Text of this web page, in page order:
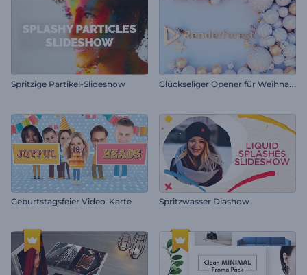
Spritzige Partikel-Slideshow G
lückseliger Opener für Weihnachten
Geburtstagsfeier Video-Karte Spritzwasser Diashow